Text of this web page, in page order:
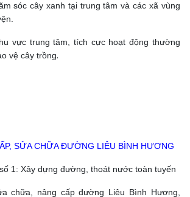
sóc cây xanh tại trung tâm và các xã vùng
vực trung tâm, tích cực hoạt động thường
vệ cây trồng.
SỬA CHỮA ĐƯỜNG LIÊU BÌNH HƯƠNG
1: Xây dựng đường, thoát nước toàn tuyến
chữa, nâng cấp đường Liêu Bình Hương,